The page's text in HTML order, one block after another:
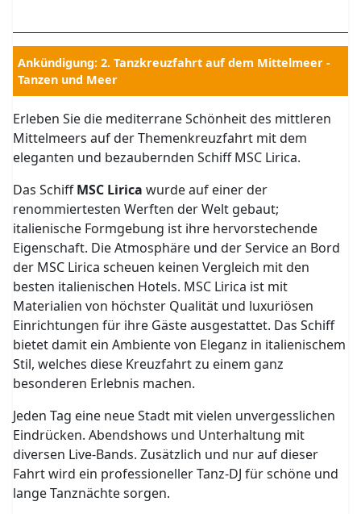
Ankündigung: 2. Tanzkreuzfahrt auf dem Mittelmeer -
Tanzen und Meer
Erleben Sie die mediterrane Schönheit des mittleren
Mittelmeers auf der Themenkreuzfahrt mit dem
eleganten und bezaubernden Schiff MSC Lirica.
Das SchiffMSC Lirica wurde auf einer der
renommiertesten Werften der Welt gebaut;
italienische Formgebung ist ihre hervorstechende
Eigenschaft. Die Atmosphäre und der Service an Bord
der MSC Lirica scheuen keinen Vergleich mit den
besten italienischen Hotels. MSC Lirica ist mit
Materialien von höchster Qualität und luxuriösen
Einrichtungen für ihre Gäste ausgestattet. Das Schiff
bietet damit ein Ambiente von Eleganz in italienischem
Stil, welches diese Kreuzfahrt zu einem ganz
besonderen Erlebnis machen.
Jeden Tag eine neue Stadt mit vielen unvergesslichen
Eindrücken. Abendshows und Unterhaltung mit
diversen Live-Bands. Zusätzlich und nur auf dieser
Fahrt wird ein professioneller Tanz-DJ für schöne und
lange Tanznächte sorgen.